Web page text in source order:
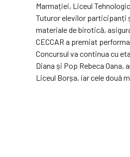
Marmației, Liceul
Tuturor elevilor participanți
materiale de birotică,
CECCAR a premiat
Concursul va continua cu
Diana și Pop Rebeca Oana,
Liceul Borșa, iar cele două